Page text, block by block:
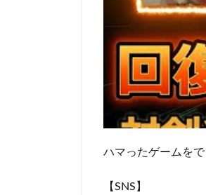
ハマったゲームを
【SNS】